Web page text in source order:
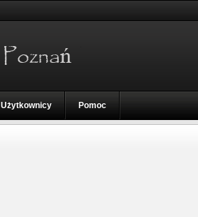
Użytkownicy Pomoc